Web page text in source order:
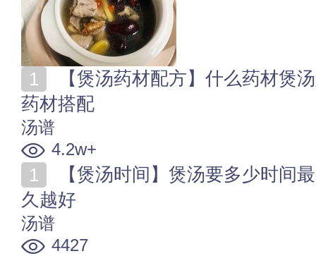
药材搭配
汤谱
4.2w+
久越好
汤谱
4427